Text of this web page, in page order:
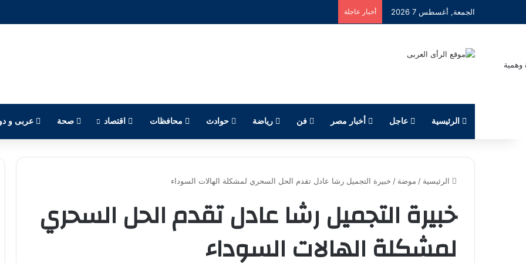
الجمعة, أغسطس 7 2026 أخبار عاجلة
الرئيسية عاجل أخبار مصر فن رياضة حوادث محافظات اقتصاد صحة عربى و
الرئيسية / موضة / خبيرة التجميل رشا عادل تقدم الحل السحري لمشكلة الهالات السوداء
خبيرة التجميل رشا عادل تقدم الحل السحري
لمشكلة الهالات السوداء